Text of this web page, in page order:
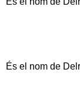
És el nom de